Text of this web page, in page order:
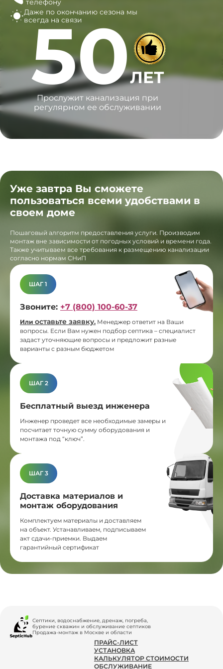
телефону
Даже по окончанию сезона мы
всегда на связи
50ЛЕТ
Прослужит канализация при
регулярном ее обслуживании
Уже завтра Вы сможете
пользоваться всеми удобствами в
своем доме
Пошаговый алгоритм предоставления услуги. Производим
монтаж вне зависимости от погодных условий и времени года.
Также учитываем все требования к размещению канализации
согласно нормам СНиП
ШАГ 1
Звоните: +7 (800) 100-60-37
Или оставьте заявку. Менеджер ответит на Ваши
вопросы. Если Вам нужен подбор септика – специалист
задаст уточняющие вопросы и предложит разные
варианты с разным бюджетом
ШАГ 2
Бесплатный выезд инженера
Инженер проведет все необходимые замеры и
посчитает точную сумму оборудования и
монтажа под “ключ”.
ШАГ 3
Доставка материалов и
монтаж оборудования
Комплектуем материалы и доставляем
на объект. Устанавливаем, подписываем
акт сдачи-приемки. Выдаем
гарантийный сертификат
Септики, водоснабжение, дренаж, погреба,
бурение скважин и обслуживание септиков
Продажа-монтаж в Москве и области
ПРАЙС-ЛИСТ
УСТАНОВКА
КАЛЬКУЛЯТОР СТОИМОСТИ
ОБСЛУЖИВАНИЕ